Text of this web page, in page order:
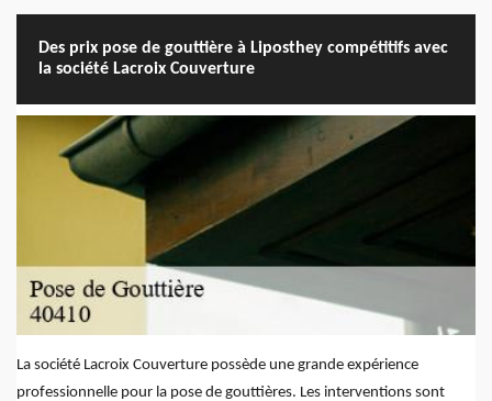
Des prix pose de gouttière à Liposthey compétitifs avec
la société Lacroix Couverture
La société Lacroix Couverture possède une grande expérience
professionnelle pour la pose de gouttières. Les interventions sont